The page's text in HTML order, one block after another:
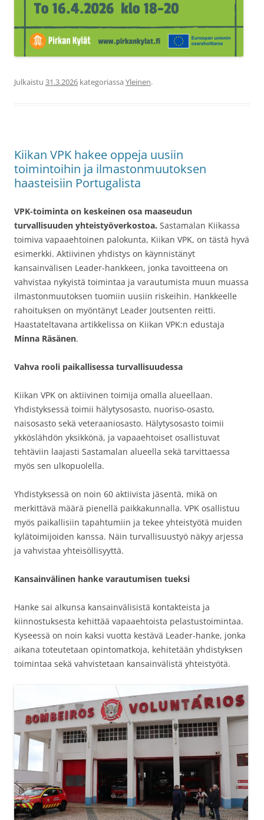
Julkaistu 31.3.2026 kategoriassa Yleinen.
Kiikan VPK hakee oppeja uusiin
toimintoihin ja ilmastonmuutoksen
haasteisiin Portugalista
VPK-toiminta on keskeinen osa maaseudun
turvallisuuden yhteistyöverkostoa. Sastamalan Kiikassa
toimiva vapaaehtoinen palokunta, Kiikan VPK, on tästä hyvä
esimerkki. Aktiivinen yhdistys on käynnistänyt
kansainvälisen Leader-hankkeen, jonka tavoitteena on
vahvistaa nykyistä toimintaa ja varautumista muun muassa
ilmastonmuutoksen tuomiin uusiin riskeihin. Hankkeelle
rahoituksen on myöntänyt Leader Joutsenten reitti.
Haastateltavana artikkelissa on Kiikan VPK:n edustaja
Minna Räsänen.
Vahva rooli paikallisessa turvallisuudessa
Kiikan VPK on aktiivinen toimija omalla alueellaan.
Yhdistyksessä toimii hälytysosasto, nuoriso-osasto,
naisosasto sekä veteraaniosasto. Hälytysosasto toimii
ykköslähdön yksikkönä, ja vapaaehtoiset osallistuvat
tehtäviin laajasti Sastamalan alueella sekä tarvittaessa
myös sen ulkopuolella.
Yhdistyksessä on noin 60 aktiivista jäsentä, mikä on
merkittävä määrä pienellä paikkakunnalla. VPK osallistuu
myös paikallisiin tapahtumiin ja tekee yhteistyötä muiden
kylätoimijoiden kanssa. Näin turvallisuustyö näkyy arjessa
ja vahvistaa yhteisöllisyyttä.
Kansainvälinen hanke varautumisen tueksi
Hanke sai alkunsa kansainvälisistä kontakteista ja
kiinnostuksesta kehittää vapaaehtoista pelastustoimintaa.
Kyseessä on noin kaksi vuotta kestävä Leader-hanke, jonka
aikana toteutetaan opintomatkoja, kehitetään yhdistyksen
toimintaa sekä vahvistetaan kansainvälistä yhteistyötä.